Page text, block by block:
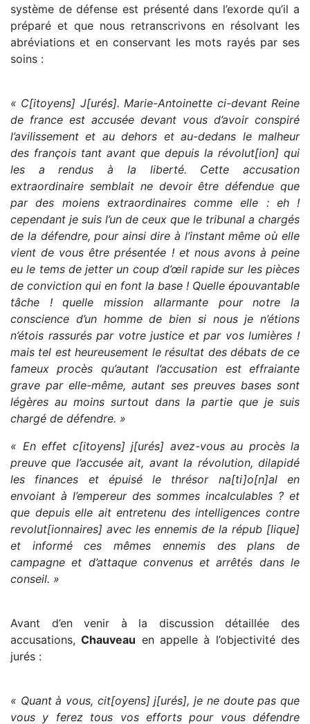
système de défense est présenté dans l’exorde qu’il a
préparé et que nous retranscrivons en résolvant les
abréviations et en conservant les mots rayés par ses
soins :
« C[itoyens] J[urés]. Marie-Antoinette ci-devant Reine
de france est accusée devant vous d’avoir conspiré
l’avilissement et au dehors et au-dedans le malheur
des françois tant avant que depuis la révolut[ion] qui
les a rendus à la liberté. Cette accusation
extraordinaire semblait ne devoir être défendue que
par des moiens extraordinaires comme elle : eh !
cependant je suis l’un de ceux que le tribunal a chargés
de la défendre, pour ainsi dire à l’instant même où elle
vient de vous être présentée ! et nous avons à peine
eu le tems de jetter un coup d’œil rapide sur les pièces
de conviction qui en font la base ! Quelle épouvantable
tâche ! quelle mission allarmante pour notre la
conscience d’un homme de bien si nous je n’étions
n’étois rassurés par votre justice et par vos lumières !
mais tel est heureusement le résultat des débats de ce
fameux procès qu’autant l’accusation est effraiante
grave par elle-même, autant ses preuves bases sont
légères au moins surtout dans la partie que je suis
chargé de défendre. »
« En effet c[itoyens] j[urés] avez-vous au procès la
preuve que l’accusée ait, avant la révolution, dilapidé
les finances et épuisé le thrésor na[ti]o[n]al en
envoiant à l’empereur des sommes incalculables ? et
que depuis elle ait entretenu des intelligences contre
revolut[ionnaires] avec les ennemis de la répub [lique]
et informé ces mêmes ennemis des plans de
campagne et d’attaque convenus et arrêtés dans le
conseil. »
Avant d’en venir à la discussion détaillée des
accusations,Chauveau en appelle à l’objectivité des
jurés :
« Quant à vous, cit[oyens] j[urés], je ne doute pas que
vous y ferez tous vos efforts pour vous défendre